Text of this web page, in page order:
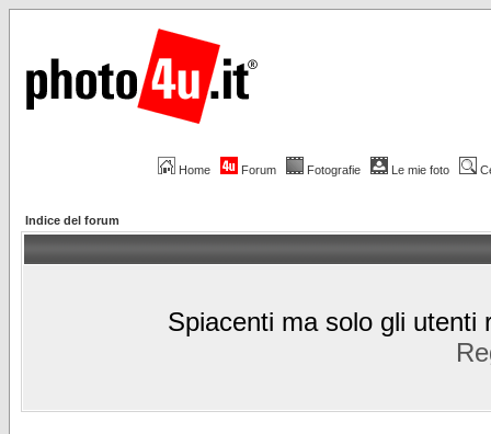
Home Forum Fotografie Le mie foto
Indice del forum
Spiacenti ma solo gli utenti